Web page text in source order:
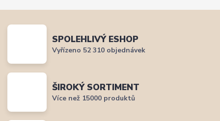
SPOLEHLIVÝ ESHOP
Vyřízeno 52 310 objednávek
ŠIROKÝ SORTIMENT
Více než 15000 produktů